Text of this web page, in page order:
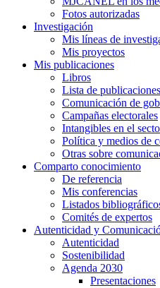
Fotos autorizadas
Investigación
Mis líneas de
Mis proyectos
Mis publicaciones
Libros
Lista de publicaciones
Comunicación de
Campañas electorales
Intangibles en el
Política y medios de
Otras sobre
Comparto conocimiento
De referencia
Mis conferencias
Listados
Comités de expertos
Autenticidad y
Autenticidad
Sostenibilidad
Agenda 2030
Presentaciones